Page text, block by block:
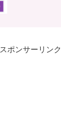
スポンサーリンク